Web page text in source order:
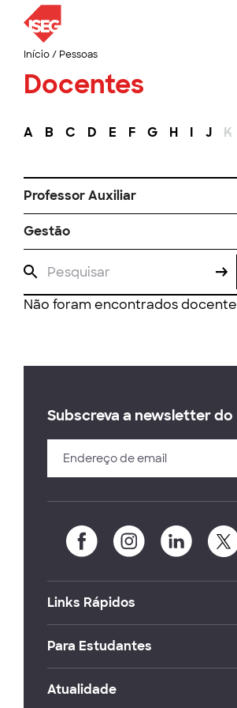
Início/ Pessoas
Docentes
A B C D E F G H I J K
Professor Auxiliar
Gestão
Não foram encontrados
Subscreva a newsletter do
Links Rápidos
Para Estudantes
Atualidade